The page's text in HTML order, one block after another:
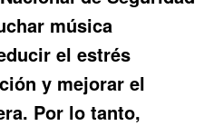
música
el estrés
y mejorar el
Por lo tanto,